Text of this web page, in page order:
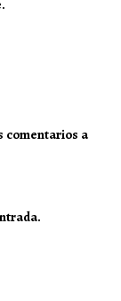
comentarios a